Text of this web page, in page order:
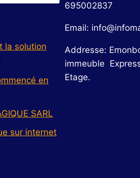
la solution
en
SARL
sur internet
695002837
Email:
Addresse:
immeuble
Etage.